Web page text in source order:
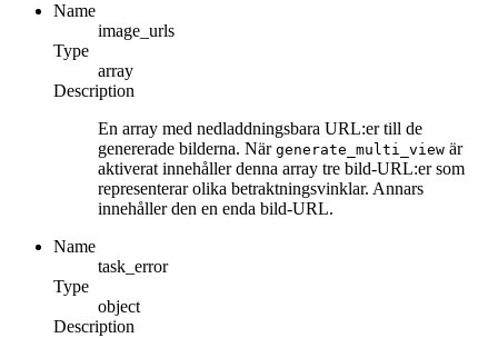
Name
image_urls
Type
array
Description
En array med nedladdningsbara URL:er till de
genererade bilderna. När generate_multi_view är
aktiverat innehåller denna array tre bild-URL:er som
representerar olika betraktningsvinklar. Annars
innehåller den en enda bild-URL.
Name
task_error
Type
object
Description